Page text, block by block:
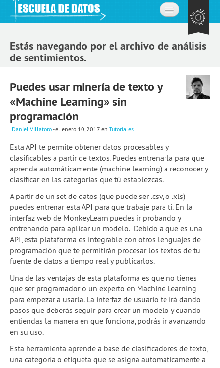
Acerca de
Preguntas frecuentes
Contacto
Aprende
Expedición de datos
Cursos
Explorando datos: la misión
Únete a la comunidad
2a temporada de webinars
Skillshares de Escuela
Blog
Experiencias
School of Data
Estás navegando por el archivo de análisis
de sentimientos.
Puedes usar minería de texto y
«Machine Learning» sin
programación
Daniel Villatoro- el enero 10, 2017 en Tutoriales
Esta API te permite obtener datos procesables y
clasificables a partir de textos. Puedes entrenarla para que
aprenda automáticamente (machine learning) a reconocer y
clasificar en las categorías que tú establezcas.
A partir de un set de datos (que puede ser .csv, o .xls)
puedes entrenar esta API para que trabaje para ti. En la
interfaz web de MonkeyLearn puedes ir probando y
entrenando para aplicar un modelo. Debido a que es una
API, esta plataforma es integrable con otros lenguajes de
programación que te permitirán procesar los textos de tu
fuente de datos a tiempo real y publicarlos.
Una de las ventajas de esta plataforma es que no tienes
que ser programador o un experto en Machine Learning
para empezar a usarla. La interfaz de usuario te irá dando
pasos que deberás seguir para crear un modelo y cuando
entiendas la manera en que funciona, podrás ir avanzando
en su uso.
Esta herramienta aprende a base de clasificadores de texto,
una categoría o etiqueta que se asigna automáticamente a